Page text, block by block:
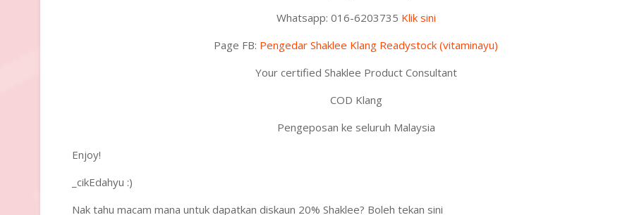
Whatsapp: 016-6203735 Klik sini
Page FB: Pengedar Shaklee Klang Readystock (vitaminayu)
Your certified Shaklee Product Consultant
COD Klang
Pengeposan ke seluruh Malaysia
Enjoy!
_cikEdahyu :)
Nak tahu macam mana untuk dapatkan diskaun 20% Shaklee? Boleh tekan sini